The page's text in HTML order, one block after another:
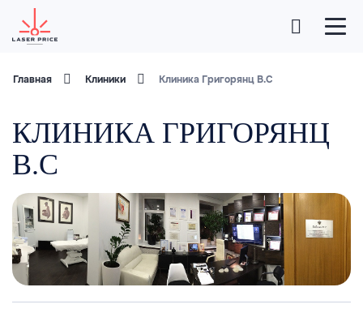
Главная Клиники Клиника Григорянц В.С
КЛИНИКА ГРИГОРЯНЦ
В.С